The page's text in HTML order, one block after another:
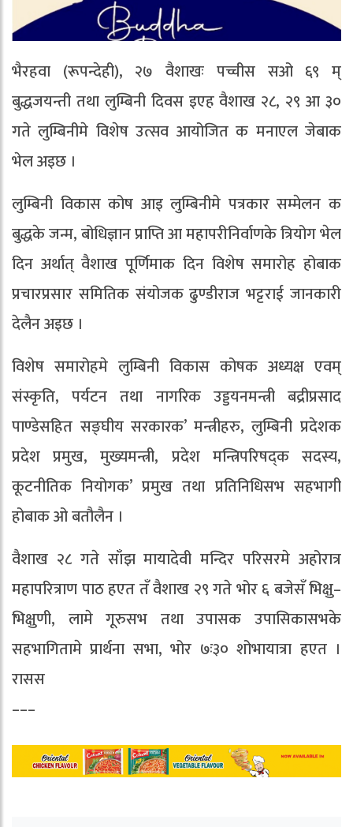
भैरहवा (रूपन्देही), २७ वैशाखः पच्चीस सओ ६९ म्
बुद्धजयन्ती तथा लुम्बिनी दिवस इएह वैशाख २८, २९ आ ३०
गते लुम्बिनीमे विशेष उत्सव आयोजित क मनाएल जेबाक
भेल अइछ ।
लुम्बिनी विकास कोष आइ लुम्बिनीमे पत्रकार सम्मेलन क
बुद्धके जन्म, बोधिज्ञान प्राप्ति आ महापरीनिर्वाणके त्रियोग भेल
दिन अर्थात् वैशाख पूर्णिमाक दिन विशेष समारोह होबाक
प्रचारप्रसार समितिक संयोजक ढुण्डीराज भट्टराई जानकारी
देलैन अइछ ।
विशेष समारोहमे लुम्बिनी विकास कोषक अध्यक्ष एवम्
संस्कृति, पर्यटन तथा नागरिक उड्डयनमन्त्री बद्रीप्रसाद
पाण्डेसहित सङ्घीय सरकारक’ मन्त्रीहरु, लुम्बिनी प्रदेशक
प्रदेश प्रमुख, मुख्यमन्त्री, प्रदेश मन्त्रिपरिषद्क सदस्य,
कूटनीतिक नियोगक’ प्रमुख तथा प्रतिनिधिसभ सहभागी
होबाक ओ बतौलैन ।
वैशाख २८ गते साँझ मायादेवी मन्दिर परिसरमे अहोरात्र
महापरित्राण पाठ हएत तँ वैशाख २९ गते भोर ६ बजेसँ भिक्षु–
भिक्षुणी, लामे गूरुसभ तथा उपासक उपासिकासभके
सहभागितामे प्रार्थना सभा, भोर ७ः३० शोभायात्रा हएत ।
रासस
–––